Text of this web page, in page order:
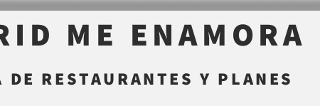
ME ENAMORA
RESTAURANTES Y PLANES